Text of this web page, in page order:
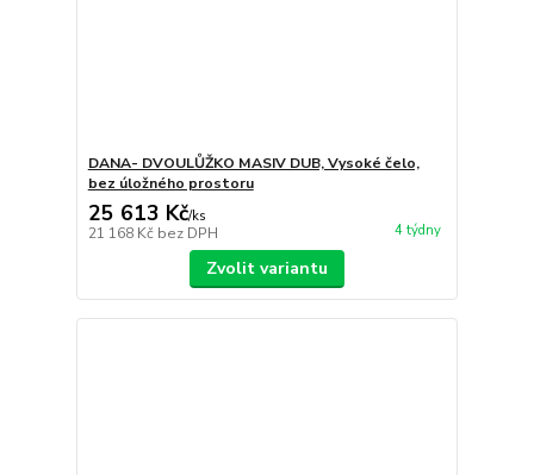
DANA- DVOULŮŽKO MASIV DUB, Vysoké čelo,
bez úložného prostoru
25 613 Kč/ks
21 168 Kč bez DPH 4 týdny
Zvolit variantu